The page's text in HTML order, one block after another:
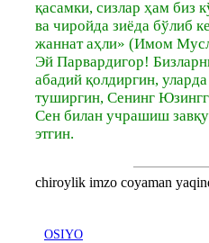
қасамки, сизлар ҳам биз
ва чиройда зиёда бўлиб
жаннат аҳли» (Имом
Эй Парвардигор!
абадий қолдиргин,
туширгин, Сенинг
Сен билан учрашиш
этгин.
chiroylik imzo coyaman
OSIYO